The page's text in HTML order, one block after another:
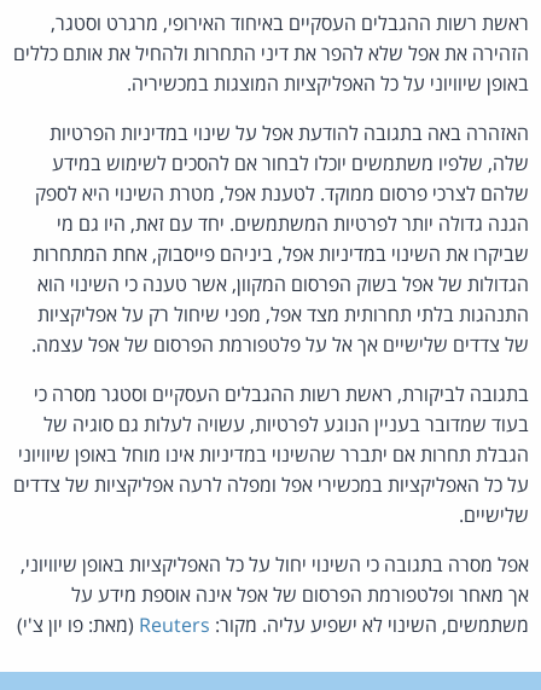
ראשת רשות ההגבלים העסקיים באיחוד האירופי, מרגרט וסטגר,
הזהירה את אפל שלא להפר את דיני התחרות ולהחיל את אותם כללים
באופן שיוויוני על כל האפליקציות המוצגות במכשיריה.
האזהרה באה בתגובה להודעת אפל על שינוי במדיניות הפרטיות
שלה, שלפיו משתמשים יוכלו לבחור אם להסכים לשימוש במידע
שלהם לצרכי פרסום ממוקד. לטענת אפל, מטרת השינוי היא לספק
הגנה גדולה יותר לפרטיות המשתמשים. יחד עם זאת, היו גם מי
שביקרו את השינוי במדיניות אפל, ביניהם פייסבוק, אחת המתחרות
הגדולות של אפל בשוק הפרסום המקוון, אשר טענה כי השינוי הוא
התנהגות בלתי תחרותית מצד אפל, מפני שיחול רק על אפליקציות
של צדדים שלישיים אך אל על פלטפורמת הפרסום של אפל עצמה.
בתגובה לביקורת, ראשת רשות ההגבלים העסקיים וסטגר מסרה כי
בעוד שמדובר בעניין הנוגע לפרטיות, עשויה לעלות גם סוגיה של
הגבלת תחרות אם יתברר שהשינוי במדיניות אינו מוחל באופן שיוויוני
על כל האפליקציות במכשירי אפל ומפלה לרעה אפליקציות של צדדים
שלישיים.
אפל מסרה בתגובה כי השינוי יחול על כל האפליקציות באופן שיוויוני,
אך מאחר ופלטפורמת הפרסום של אפל אינה אוספת מידע על
משתמשים, השינוי לא ישפיע עליה. מקור: Reuters (מאת: פו יון צ'י)